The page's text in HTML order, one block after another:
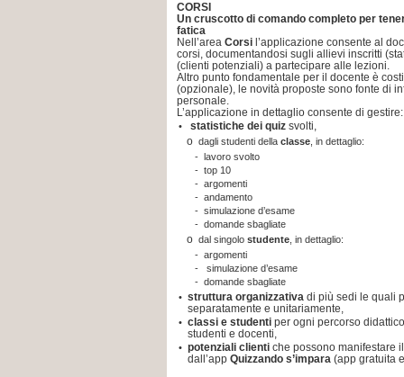
CORSI
Un cruscotto di comando completo per
fatica
Nell’area Corsi l’applicazione consente al
corsi, documentandosi sugli allievi inscritti
(clienti potenziali) a partecipare alle lezioni.
Altro punto fondamentale per il docente è
(opzionale), le novità proposte sono fonte di
personale.
L’applicazione in dettaglio consente di gestire:
• statistiche dei quiz svolti,
o dagli studenti della classe , in dettaglio:
- lavoro svolto
- top 10
- argomenti
- andamento
- simulazione d’esame
- domande sbagliate
o dal singolo studente , in dettaglio:
- argomenti
-
simulazione d’esame
- domande sbagliate
• struttura organizzativa di più sedi le quali
separatamente e unitariamente,
• classi e studenti per ogni percorso
studenti e docenti,
• potenziali clienti che possono manifestare
dall’app Quizzando s’impara (app gratuita